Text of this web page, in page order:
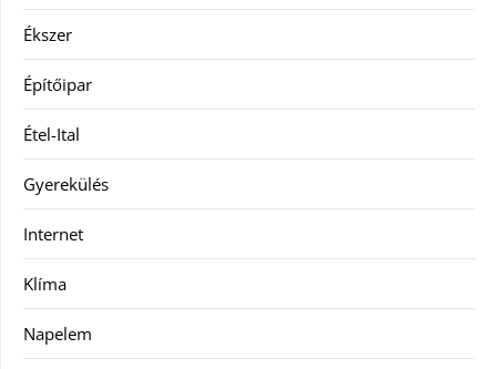
Ékszer
Építőipar
Étel-Ital
Gyerekülés
Internet
Klíma
Napelem